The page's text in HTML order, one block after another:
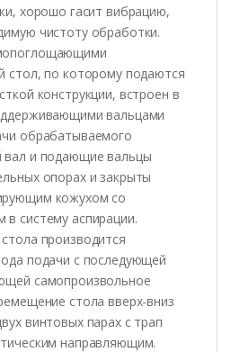
хорошо гасит вибрацию,
чистоту обработки.
стол, по которому подаются
конструкции, встроен в
вальцами
обрабатываемого
и подающие вальцы
опорах и закрыты
кожухом со
систему аспирации.
производится
подачи с последующей
самопроизвольное
стола вверх-вниз
винтовых парах с трап
направляющим.